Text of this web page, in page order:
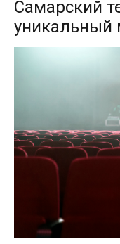
Самарский
уникальный